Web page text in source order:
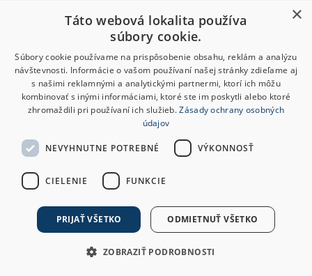
×
Táto webová lokalita používa
súbory cookie.
Súbory cookie používame na prispôsobenie obsahu, reklám a analýzu
návštevnosti. Informácie o vašom používaní našej stránky zdieľame aj
s našimi reklamnými a analytickými partnermi, ktorí ich môžu
kombinovať s inými informáciami, ktoré ste im poskytli alebo ktoré
zhromaždili pri používaní ich služieb.Zásady ochrany osobných
údajov
NEVYHNUTNE POTREBNÉ VÝKONNOSŤ
CIELENIE FUNKCIE
PRIJAŤ VŠETKO ODMIETNUŤ VŠETKO
ZOBRAZIŤ PODROBNOSTI